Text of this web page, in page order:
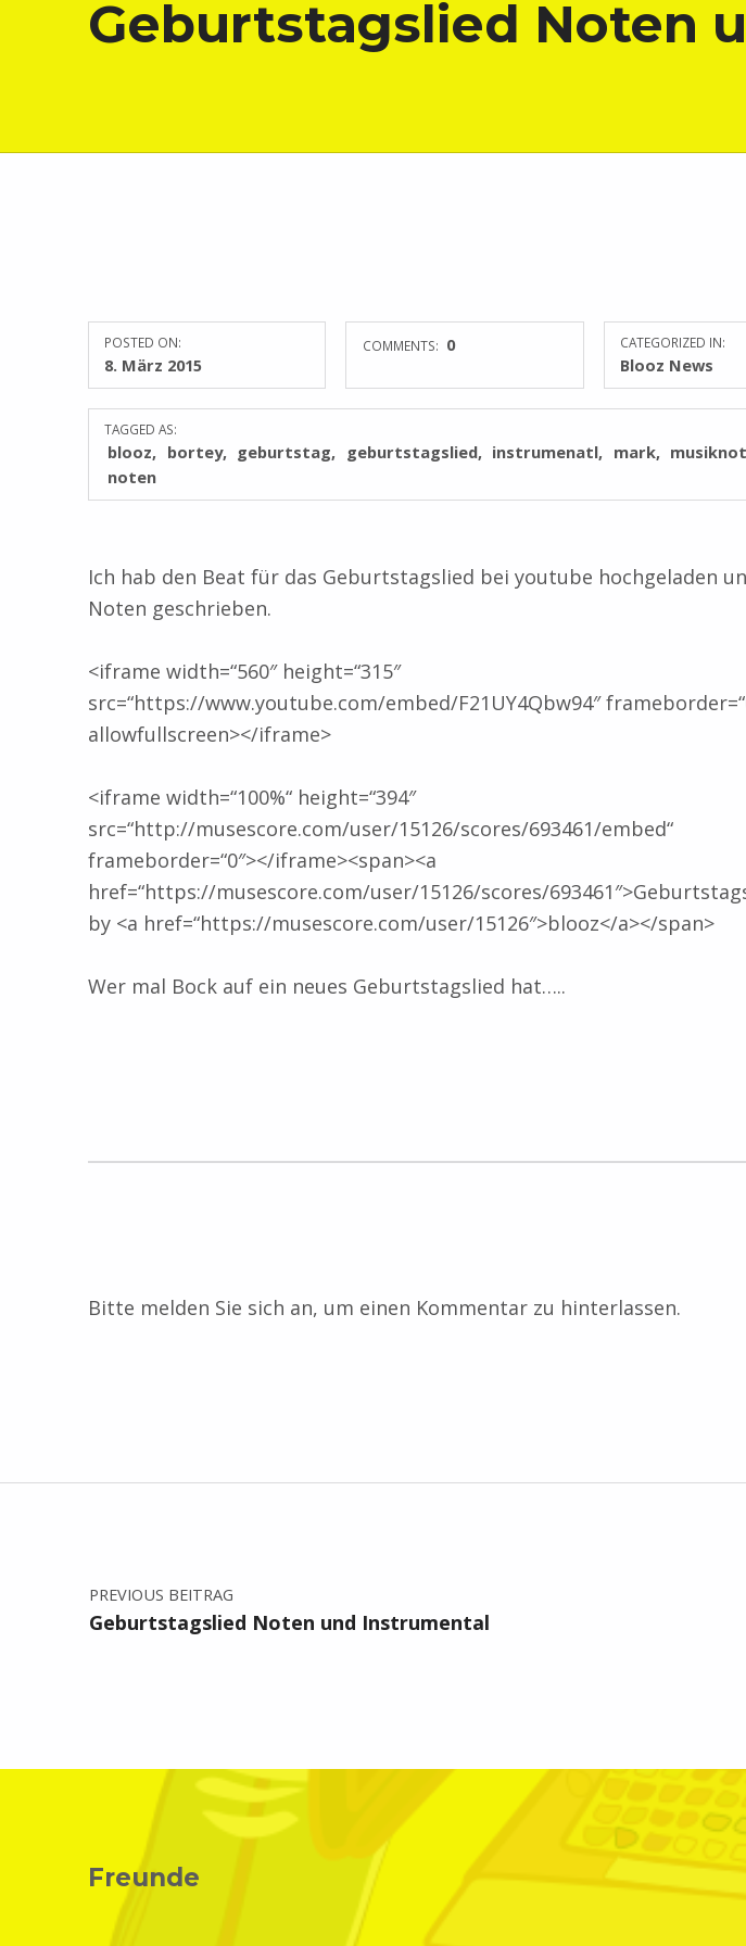
Geburtstagslied Noten
POSTED ON:
8. März 2015
COMMENTS: 0 CATEGORIZED IN:
Blooz News
TAGGED AS:
blooz bortey geburtstag geburtstagslied instrumenatl mark
noten
Ich hab den Beat für das Geburtstagslied bei youtube hochgeladen
Noten geschrieben.
<iframe width=“560″ height=“315″
src=“https://www.youtube.com/embed/F21UY4Qbw94″
allowfullscreen></iframe>
<iframe width=“100%“ height=“394″
src=“http://musescore.com/user/15126/scores/693461/embed“
frameborder=“0″></iframe><span><a
href=“https://musescore.com/user/15126/scores/
by <a href=“https://musescore.com/user/15126″>blooz</a></span>
Wer mal Bock auf ein neues Geburtstagslied hat…..
Bitte melden Sie sich an, um einen Kommentar zu hinterlassen.
Beitragsnavigation
PREVIOUS BEITRAG
Geburtstagslied Noten und Instrumental
Freunde